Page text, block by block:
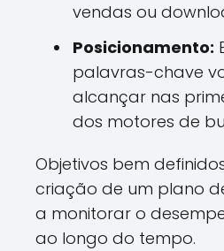
vendas ou
Posicionamento:
palavras-chave
alcançar nas
dos motores de
Objetivos bem
criação de um plano
a monitorar o
ao longo do tempo.